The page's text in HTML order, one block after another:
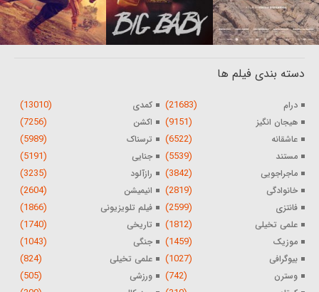
دسته بندی فیلم ها
درام (21683) کمدی (13010)
هیجان انگیز (9151) اکشن (7256)
عاشقانه (6522) ترسناک (5989)
مستند (5539) جنایی (5191)
ماجراجویی (3842) رازآلود (3235)
خانوادگی (2819) انیمیشن (2604)
فانتزی (2599) فیلم تلویزیونی (1866)
علمی تخیلی (1812) تاریخی (1740)
موزیک (1459) جنگی (1043)
بیوگرافی (1027) علمی تخیلی (824)
وسترن (742) ورزشی (505)